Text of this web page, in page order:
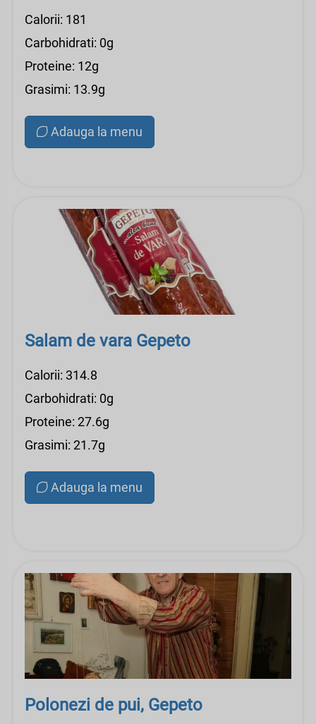
Calorii: 181
Carbohidrati: 0g
Proteine: 12g
Grasimi: 13.9g
Adauga la menu
Salam de vara Gepeto
Calorii: 314.8
Carbohidrati: 0g
Proteine: 27.6g
Grasimi: 21.7g
Adauga la menu
Polonezi de pui, Gepeto